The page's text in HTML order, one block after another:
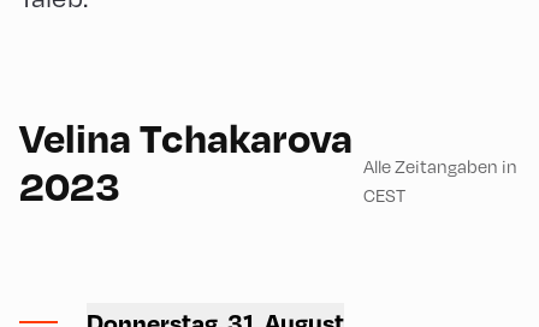
Velina Tchakarova
2023
Alle Zeitangaben in
CEST
Feuerwehrhaus